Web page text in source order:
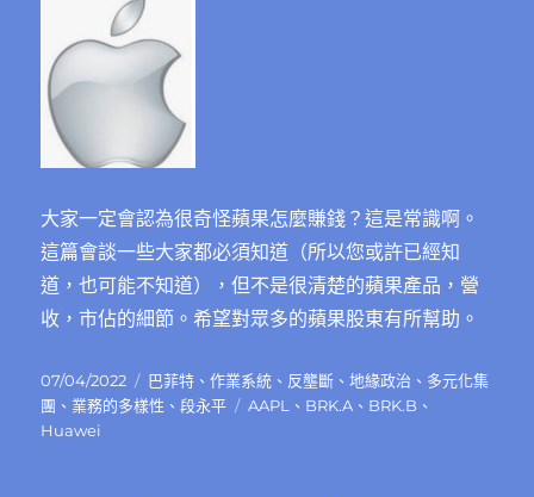
企
和
國
家：
本，
阿
爾
斯
通，
威
盛，
大家一定會認為很奇怪蘋果怎麼賺錢？這是常識啊。
這篇會談一些大家都必須知道（所以您或許已經知
道，也可能不知道），但不是很清楚的蘋果產品，營
收，市佔的細節。希望對眾多的蘋果股東有所幫助。
發
佈
日
07/04/2022
分
類
巴菲特 、作業系統 、 反壟斷 、地緣政治 、 多元化集
團 、 業務的多樣性 、段永平
標
AAPL 、 BRK.A 、 BRK.B 、
Huawei